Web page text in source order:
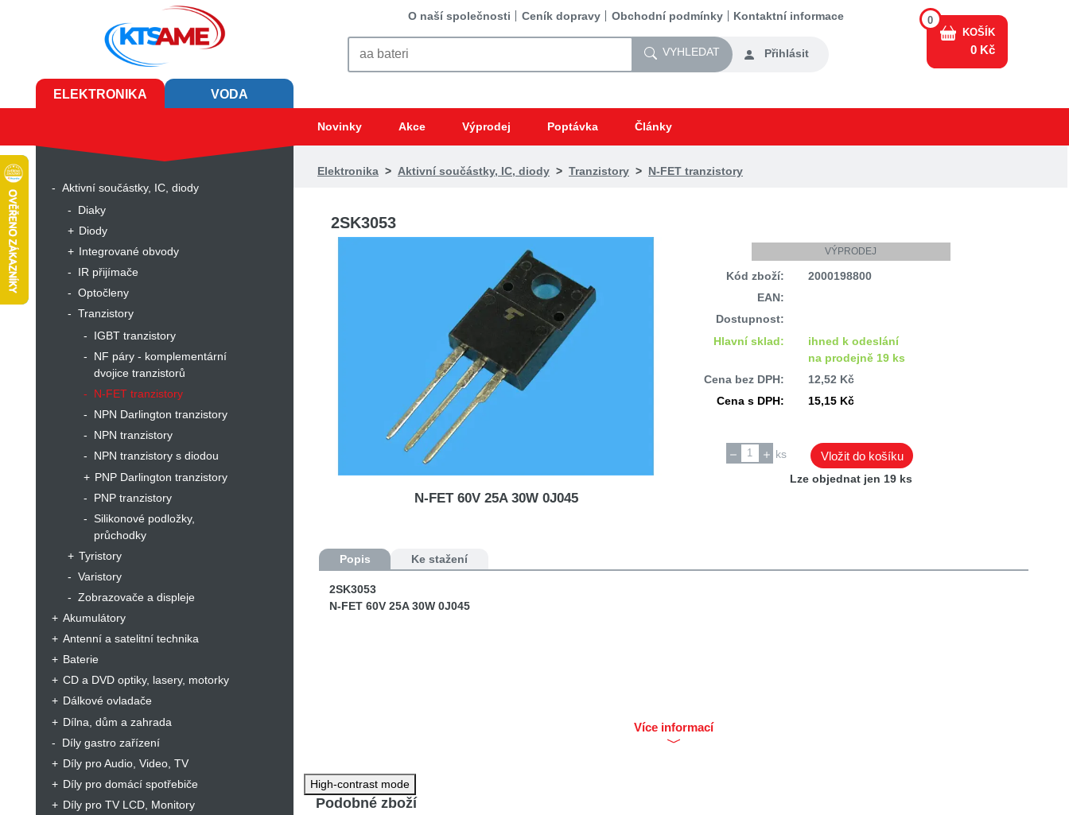
ELEKTRONIKA VODA
O naší společnosti Ceník dopravy Obchodní podmínky Kontaktní informace
Přihlásit
VYHLEDAT
0
KOŠÍK
0 Kč
Novinky Akce Výprodej Poptávka Články
Aktivní součástky, IC, diody
Diaky
Diody
Integrované obvody
IR přijímače
Optočleny
Tranzistory
IGBT tranzistory
NF páry - komplementární
dvojice tranzistorů
N-FET tranzistory
NPN Darlington tranzistory
NPN tranzistory
NPN tranzistory s diodou
PNP Darlington tranzistory
PNP tranzistory
Silikonové podložky,
průchodky
Tyristory
Varistory
Zobrazovače a displeje
Akumulátory
Antenní a satelitní technika
Baterie
CD a DVD optiky, lasery, motorky
Dálkové ovladače
Dílna, dům a zahrada
Díly gastro zařízení
Díly pro Audio, Video, TV
Díly pro domácí spotřebiče
Díly pro TV LCD, Monitory
Elektronika> Aktivní součástky, IC, diody> Tranzistory> N-FET tranzistory
2SK3053
N-FET 60V 25A 30W 0J045
VÝPRODEJ
Kód zboží:
2000198800
EAN:
Dostupnost:
Hlavní sklad:
ihned k odeslání
na prodejně 19 ks
Cena bez DPH:
12,52 Kč
Cena s DPH:
15,15 Kč
ks Vložit do košíku
Lze objednat jen 19 ks
Popis Ke stažení
2SK3053
N-FET 60V 25A 30W 0J045
Více informací
High-contrast mode
Podobné zboží